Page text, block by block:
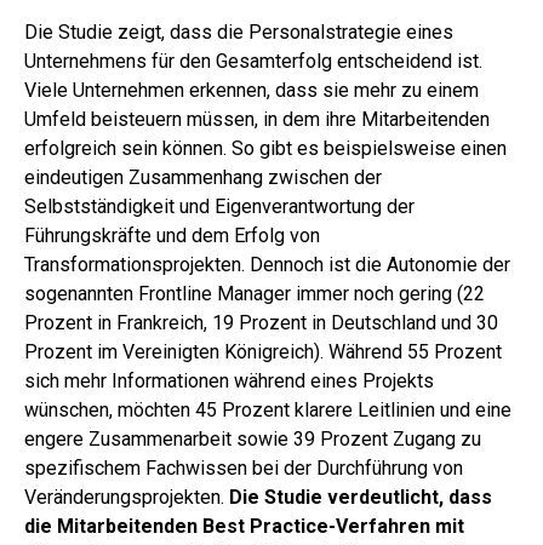
Die Studie zeigt, dass die Personalstrategie eines
Unternehmens für den Gesamterfolg entscheidend ist.
Viele Unternehmen erkennen, dass sie mehr zu einem
Umfeld beisteuern müssen, in dem ihre Mitarbeitenden
erfolgreich sein können. So gibt es beispielsweise einen
eindeutigen Zusammenhang zwischen der
Selbstständigkeit und Eigenverantwortung der
Führungskräfte und dem Erfolg von
Transformationsprojekten. Dennoch ist die Autonomie der
sogenannten Frontline Manager immer noch gering (22
Prozent in Frankreich, 19 Prozent in Deutschland und 30
Prozent im Vereinigten Königreich). Während 55 Prozent
sich mehr Informationen während eines Projekts
wünschen, möchten 45 Prozent klarere Leitlinien und eine
engere Zusammenarbeit sowie 39 Prozent Zugang zu
spezifischem Fachwissen bei der Durchführung von
Veränderungsprojekten. Die Studie verdeutlicht, dass
die Mitarbeitenden Best Practice-Verfahren mit